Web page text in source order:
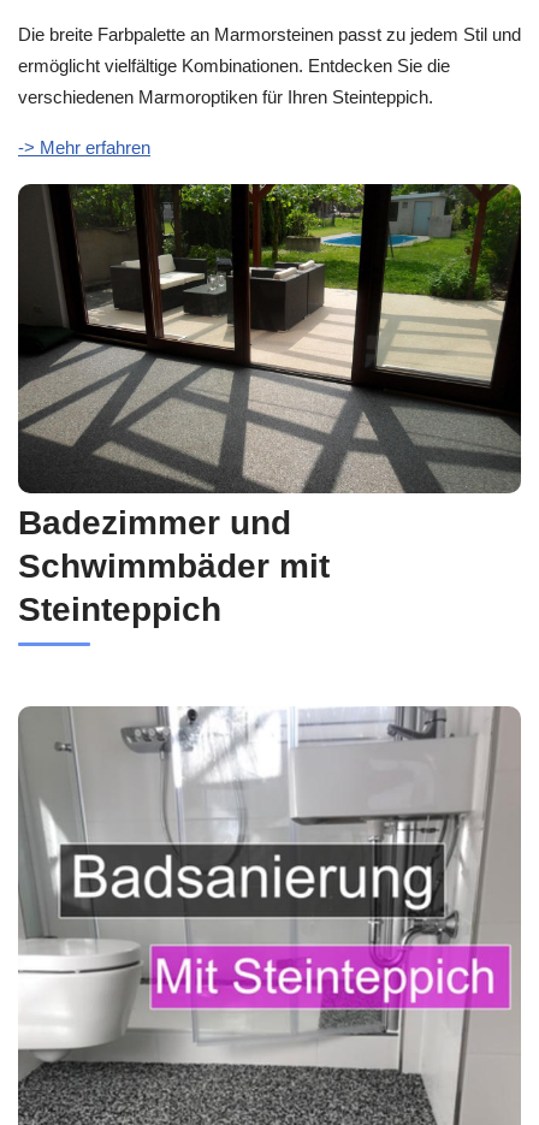
Die breite Farbpalette an Marmorsteinen passt zu jedem Stil und
ermöglicht vielfältige Kombinationen. Entdecken Sie die
verschiedenen Marmoroptiken für Ihren Steinteppich.
-> Mehr erfahren
Badezimmer und
Schwimmbäder mit
Steinteppich